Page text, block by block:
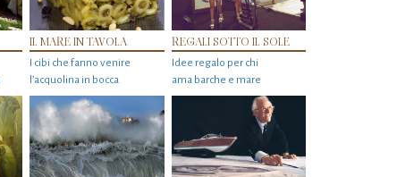
IL MARE IN TAVOLA
I cibi che fanno venire
l’acquolina in bocca
REGALI SOTTO IL SOLE
Idee regalo per chi
ama barche e mare